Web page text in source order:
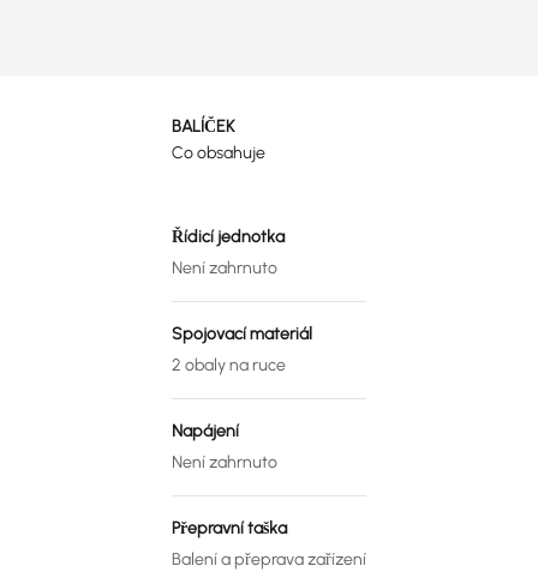
BALÍČEK
Co obsahuje
Řídicí jednotka
Není zahrnuto
Spojovací materiál
2 obaly na ruce
Napájení
Není zahrnuto
Přepravní taška
Balení a přeprava zařízení